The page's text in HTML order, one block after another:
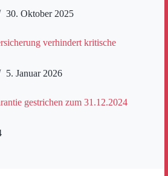
30. Oktober 2025
verhindert kritische
5. Januar 2026
gestrichen zum 31.12.2024